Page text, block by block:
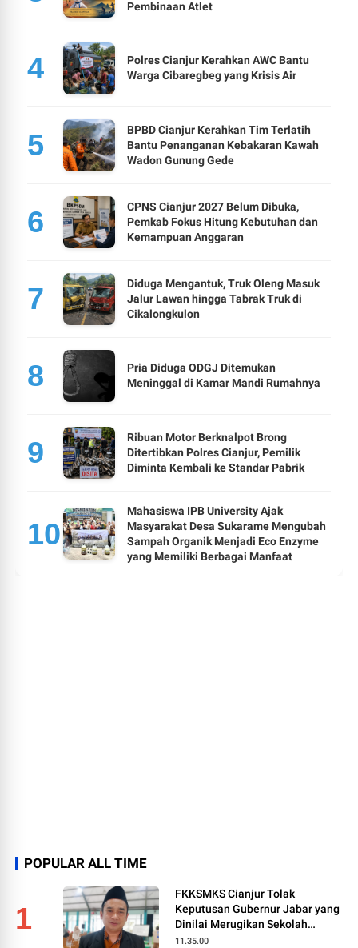
Pembinaan Atlet
Polres Cianjur Kerahkan AWC Bantu
Warga Cibaregbeg yang Krisis Air
BPBD Cianjur Kerahkan Tim Terlatih
Bantu Penanganan Kebakaran Kawah
Wadon Gunung Gede
CPNS Cianjur 2027 Belum Dibuka,
Pemkab Fokus Hitung Kebutuhan dan
Kemampuan Anggaran
Diduga Mengantuk, Truk Oleng Masuk
Jalur Lawan hingga Tabrak Truk di
Cikalongkulon
Pria Diduga ODGJ Ditemukan
Meninggal di Kamar Mandi Rumahnya
Ribuan Motor Berknalpot Brong
Ditertibkan Polres Cianjur, Pemilik
Diminta Kembali ke Standar Pabrik
Mahasiswa IPB University Ajak
Masyarakat Desa Sukarame Mengubah
Sampah Organik Menjadi Eco Enzyme
yang Memiliki Berbagai Manfaat
POPULAR ALL TIME
1
FKKSMKS Cianjur Tolak
Keputusan Gubernur Jabar yang
Dinilai Merugikan Sekolah
Swasta
11.35.00